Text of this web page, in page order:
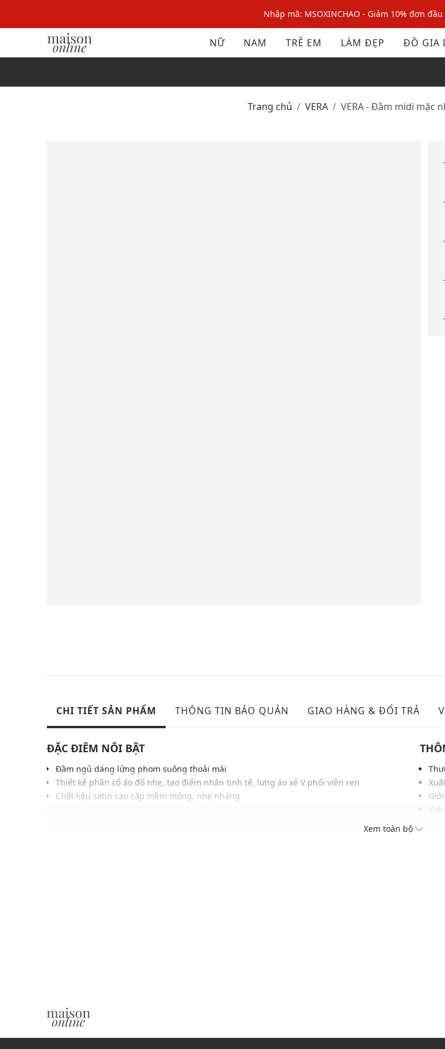
Nhập mã: MSOXINCHAO - Giảm 10% đơn
Nhập mã MSOPAY100: giảm ngay 10% khi
Nhập mã: MSOXINCHAO - Giảm 10% đơn
NỮ NAM TRẺ EM LÀM ĐẸP ĐỒ GIA
Trang chủ VERA VERA - Đầm midi
CHI TIẾT SẢN PHẨM THÔNG TIN BẢO QUẢN GIAO HÀNG & ĐỔI TRẢ
ĐẶC ĐIỂM NỔI BẬT
Đầm ngủ dáng lửng phom suông thoải mái
Thiết kế phần cổ áo đổ nhẹ, tạo điểm nhấn tinh tế, lưng áo xẻ V phối viền ren
Chất liệu satin cao cấp mềm mỏng, nhẹ nhàng
Xem toàn bộ